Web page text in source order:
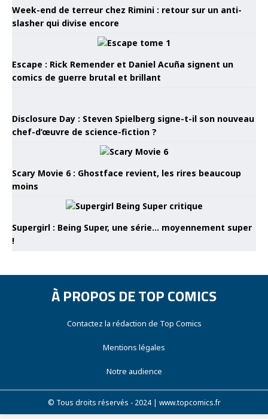
Week-end de terreur chez Rimini : retour sur un anti-
slasher qui divise encore
Escape : Rick Remender et Daniel Acuña signent un
comics de guerre brutal et brillant
Disclosure Day : Steven Spielberg signe-t-il son nouveau
chef-d’œuvre de science-fiction ?
Scary Movie 6 : Ghostface revient, les rires beaucoup
moins
Supergirl : Being Super, une série… moyennement super
!
À PROPOS DE TOP COMICS
Contactez la rédaction de Top Comics
Mentions légales
Notre audience
© Tous droits réservés - 2024 | www.topcomics.fr